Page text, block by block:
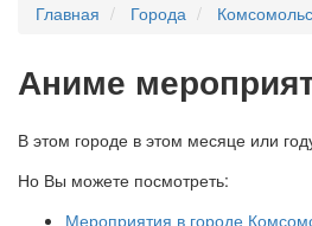
Главная Города
Аниме
В этом городе в этом месяце или
Но Вы можете посмотреть:
Мероприятия в городе